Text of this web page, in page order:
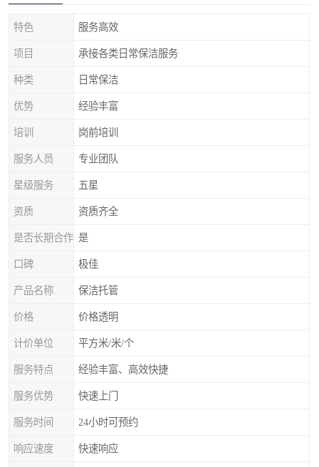
特色 服务高效
项目 承接各类日常保洁服务
种类 日常保洁
优势 经验丰富
培训 岗前培训
服务人员 专业团队
星级服务 五星
资质 资质齐全
是否长期合作 是
口碑 极佳
产品名称 保洁托管
价格 价格透明
计价单位 平方米/米/个
服务特点 经验丰富、高效快捷
服务优势 快速上门
服务时间 24小时可预约
响应速度 快速响应